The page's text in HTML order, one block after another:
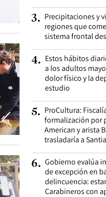
3. Precipitaciones y
regiones que
sistema frontal
4. Estos hábitos
a los adultos
dolor físico y la
estudio
5. ProCultura:
formalización por
American y arista
trasladaría a
6. Gobierno evalúa
de excepción en
delincuencia:
Carabineros con